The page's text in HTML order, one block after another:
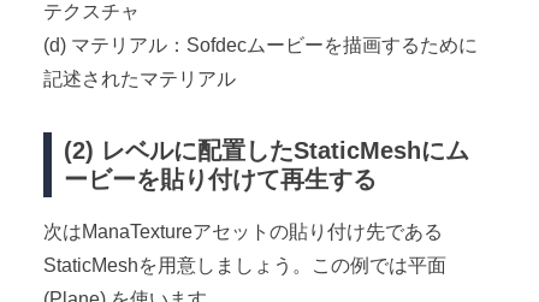
テクスチャ
(d) マテリアル：Sofdecムービーを描画するために
記述されたマテリアル
(2) レベルに配置したStaticMeshにム
ービーを貼り付けて再生する
次はManaTextureアセットの貼り付け先である
StaticMeshを用意しましょう。この例では平面